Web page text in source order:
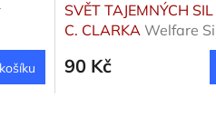
SVĚT TAJEMNÝCH
C. CLARKA Welfare
90 Kč